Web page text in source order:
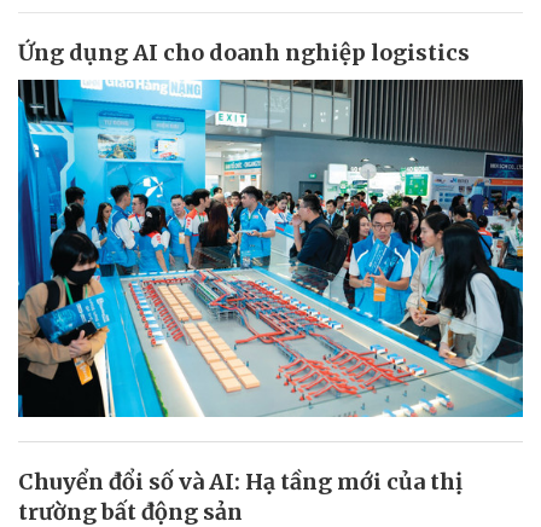
Ứng dụng AI cho doanh nghiệp logistics
Chuyển đổi số và AI: Hạ tầng mới của thị
trường bất động sản